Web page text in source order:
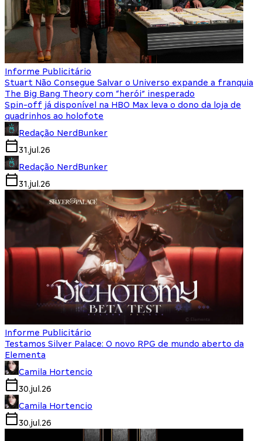
Informe Publicitário
Stuart Não Consegue Salvar o Universo expande a franquia
The Big Bang Theory com “herói” inesperado
Spin-off já disponível na HBO Max leva o dono da loja de
quadrinhos ao holofote
Redação NerdBunker
31.jul.26
Redação NerdBunker
31.jul.26
Informe Publicitário
Testamos Silver Palace: O novo RPG de mundo aberto da
Elementa
Camila Hortencio
30.jul.26
Camila Hortencio
30.jul.26